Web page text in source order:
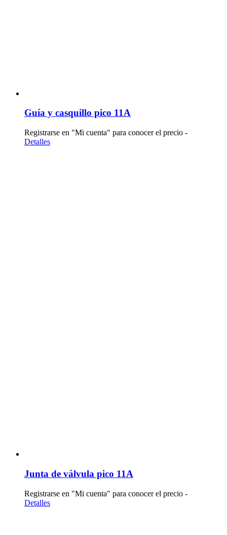
Guía y casquillo pico 11A
Registrarse en "Mi cuenta" para conocer el precio -
Detalles
Junta de válvula pico 11A
Registrarse en "Mi cuenta" para conocer el precio -
Detalles